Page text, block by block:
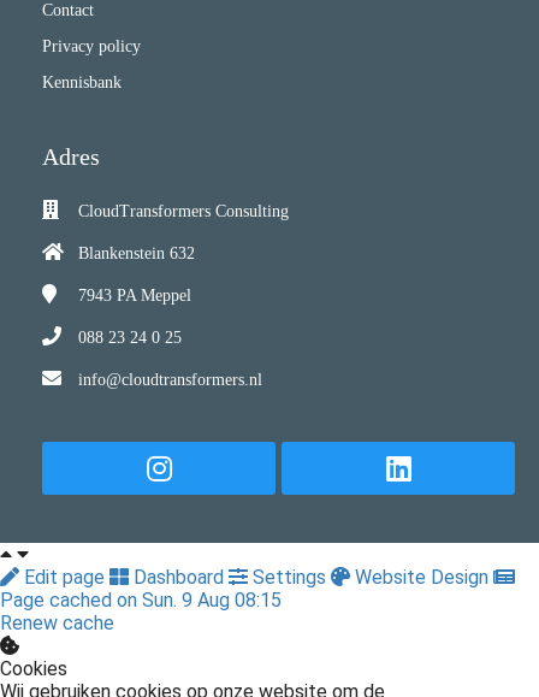
Contact
Privacy policy
Kennisbank
Adres
CloudTransformers Consulting
Blankenstein 632
7943 PA Meppel
088 23 24 0 25
info@cloudtransformers.nl
Edit page Dashboard Settings
Website Design
Page cached on Sun. 9 Aug 08:15
Renew cache
Cookies
Wij gebruiken cookies op onze website om de